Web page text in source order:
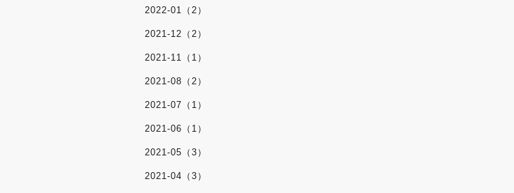
2022-01（2）
2021-12（2）
2021-11（1）
2021-08（2）
2021-07（1）
2021-06（1）
2021-05（3）
2021-04（3）